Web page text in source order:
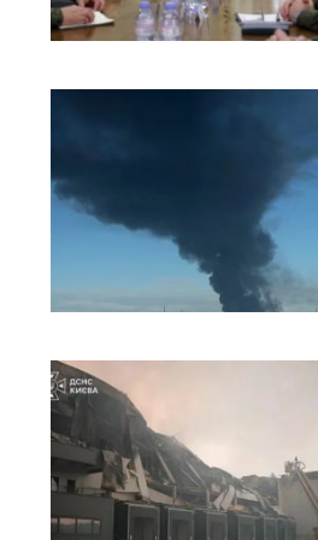
После убийства брата и
сестры в Паттайе Таиланд
направил России особое
«Он может говорить и с
Путиным, и с Зеленским»:
названа новая неожиданная
фигура для переговоров по
Украине
У гольф-клуба Трампа
задержали мужчину с
оружием и записями о Белом
доме
«Глупость и
безответственность»:
генералитет РФ